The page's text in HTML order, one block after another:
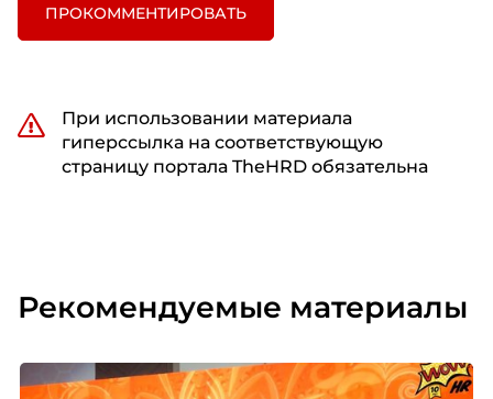
ПРОКОММЕНТИРОВАТЬ
При использовании материала
гиперссылка на соответствующую
страницу портала TheHRD обязательна
Рекомендуемые материалы